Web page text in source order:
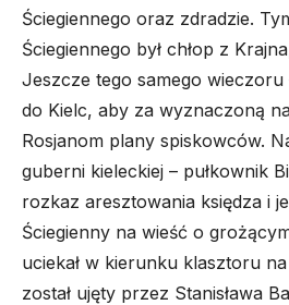
Ściegiennego oraz zdradzie.
Ściegiennego był chłop z
Jeszcze tego samego wieczoru
do Kielc, aby za wyznaczoną
Rosjanom plany spiskowców.
guberni kieleckiej – pułkownik
rozkaz aresztowania księdza i
Ściegienny na wieść o
uciekał w kierunku klasztoru
został ujęty przez Stanisława